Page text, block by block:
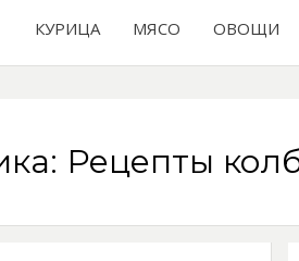
КУРИЦА МЯСО ОВОЩИ
Рецепты